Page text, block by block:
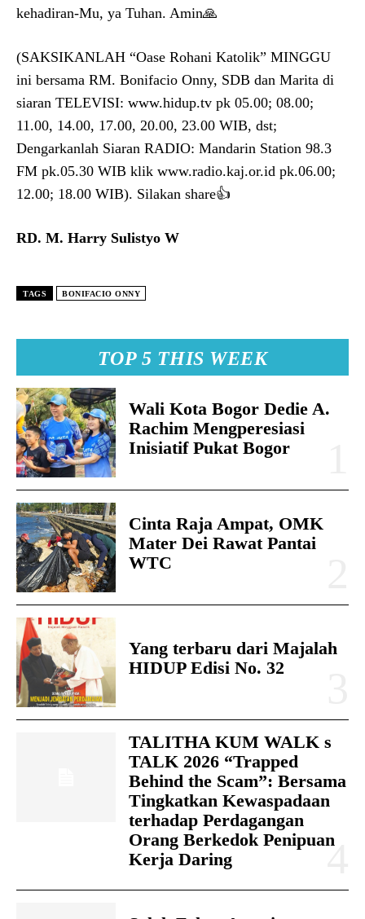
TOP 5 THIS WEEK
Wali Kota Bogor Dedie A.
Rachim Mengperesiasi
Inisiatif Pukat Bogor
Cinta Raja Ampat, OMK
Mater Dei Rawat Pantai
WTC
Yang terbaru dari Majalah
HIDUP Edisi No. 32
TALITHA KUM WALK s
TALK 2026 “Trapped
Behind the Scam”: Bersama
Tingkatkan Kewaspadaan
terhadap Perdagangan
Orang Berkedok Penipuan
Kerja Daring
kehadiran-Mu, ya Tuhan. Amin🙏
(SAKSIKANLAH “Oase Rohani Katolik” MINGGU
ini bersama RM. Bonifacio Onny, SDB dan Marita di
siaran TELEVISI: www.hidup.tv pk 05.00; 08.00;
11.00, 14.00, 17.00, 20.00, 23.00 WIB, dst;
Dengarkanlah Siaran RADIO: Mandarin Station 98.3
FM pk.05.30 WIB klik www.radio.kaj.or.id pk.06.00;
12.00; 18.00 WIB). Silakan share👍
RD. M. Harry Sulistyo W
TAGS BONIFACIO ONNY